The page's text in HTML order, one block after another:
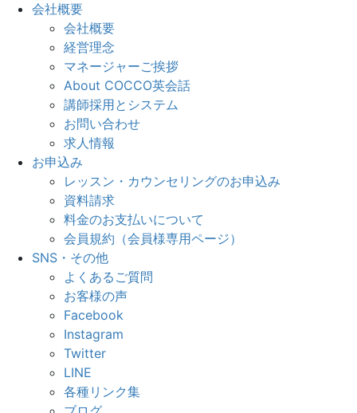
会社概要
会社概要
経営理念
マネージャーご挨拶
About COCCO英会話
講師採用とシステム
お問い合わせ
求人情報
お申込み
レッスン・カウンセリングのお申込み
資料請求
料金のお支払いについて
会員規約（会員様専用ページ）
SNS・その他
よくあるご質問
お客様の声
Facebook
Instagram
Twitter
LINE
各種リンク集